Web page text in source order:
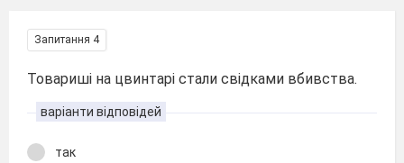
Запитання 4
Товариші на цвинтарі стали свідками вбивства.
варіанти відповідей
так